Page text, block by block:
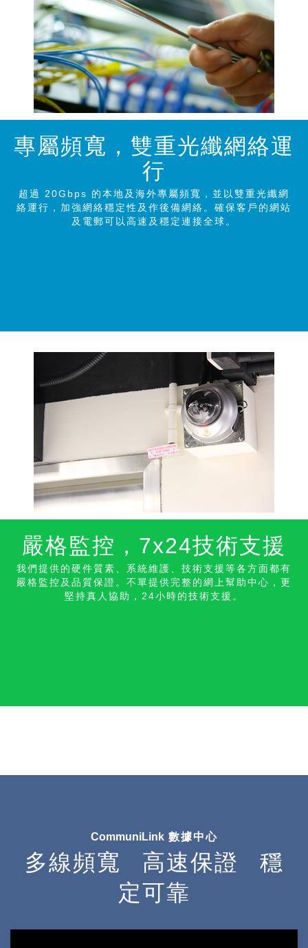
專屬頻寬，雙重光纖網絡運
行
超過 20Gbps 的本地及海外專屬頻寬，並以雙重光纖網
絡運行，加強網絡穩定性及作後備網絡。確保客戶的網站
及電郵可以高速及穩定連接全球。
嚴格監控，7x24技術支援
我們提供的硬件質素、系統維護、技術支援等各方面都有
嚴格監控及品質保證。不單提供完整的網上幫助中心，更
堅持真人協助，24小時的技術支援。
CommuniLink數據中心
多線頻寬 高速保證
穩
定可靠